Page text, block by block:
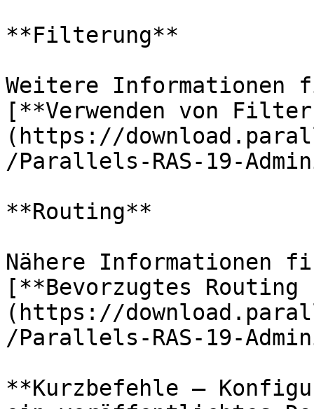
**Filterung**
Weitere Informationen
[**Verwenden von
(https://
/Parallels-RAS-19-
**Routing**
Nähere Informationen
[**Bevorzugtes
(https://
/Parallels-RAS-19-
**Kurzbefehle –